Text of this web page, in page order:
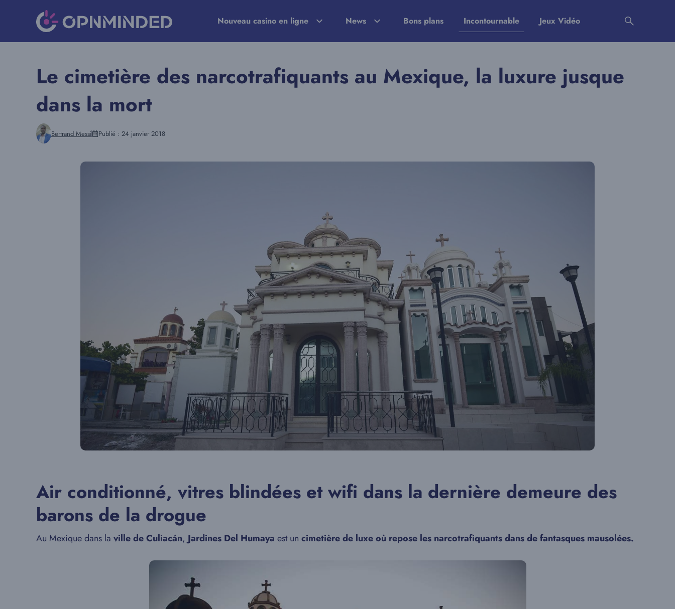
Nouveau casino en ligne News Bons plans Incontournable Jeux Vidéo
Le cimetière des narcotrafiquants au Mexique, la luxure jusque
dans la mort
Bertrand Messi Publié : 24 janvier 2018
Air conditionné, vitres blindées et wifi dans la dernière demeure des
barons de la drogue
Au Mexique dans la ville de Culiacán, Jardines Del Humaya est un cimetière de luxeoù repose les narcotrafiquants dans de fantasques mausolées.